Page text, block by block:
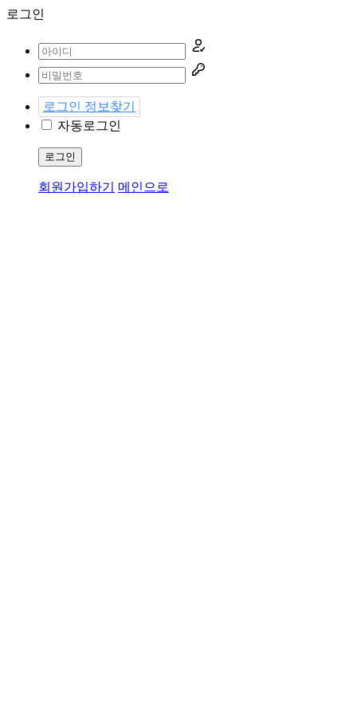
로그인
로그인 정보찾기
자동로그인
로그인
회원가입하기 메인으로